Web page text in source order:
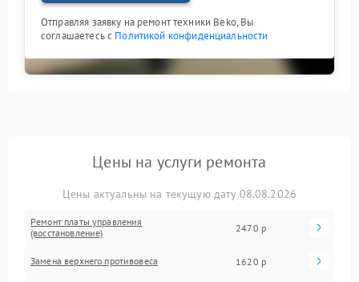
Отправляя заявку на ремонт техники Beko, Вы
соглашаетесь с Политикой конфиденциальности
Цены на услуги ремонта
Цены актуальны на текущую дату 08.08.2026
Ремонт платы управления
(восстановление)
2470 р
Замена верхнего противовеса 1620 р